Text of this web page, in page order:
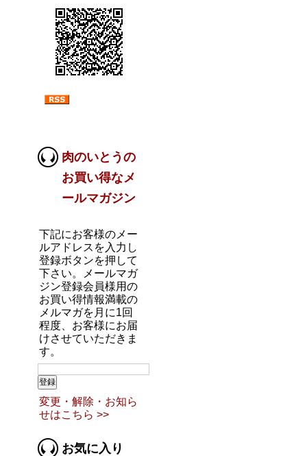
肉のいとうの
お買い得なメ
ールマガジン
下記にお客様のメー
ルアドレスを入力し
登録ボタンを押して
下さい。メールマガ
ジン登録会員様用の
お買い得情報満載の
メルマガを月に1回
程度、お客様にお届
けさせていただきま
す。
変更・解除・お知ら
せはこちら >>
お気に入り